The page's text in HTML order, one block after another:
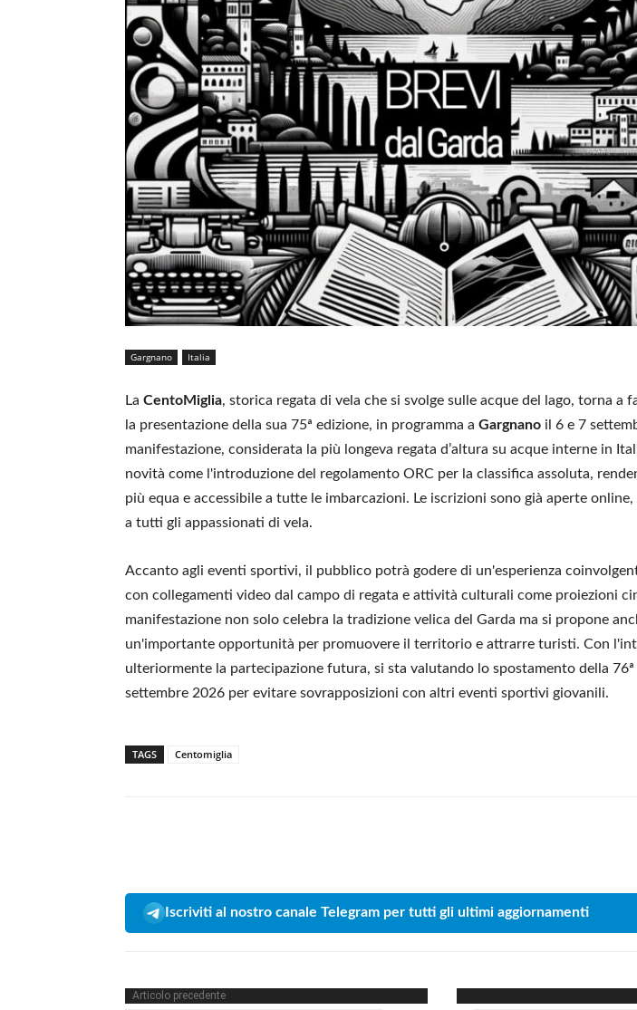
Gargnano Italia
La CentoMiglia, storica regata di vela che si svolge sulle acque del lago, torna a
la presentazione della sua 75ª edizione, in programma a Gargnano il 6 e 7
manifestazione, considerata la più longeva regata d’altura su acque interne in
novità come l'introduzione del regolamento ORC per la classifica assoluta,
più equa e accessibile a tutte le imbarcazioni. Le iscrizioni sono già aperte
a tutti gli appassionati di vela.
Accanto agli eventi sportivi, il pubblico potrà godere di un'esperienza
con collegamenti video dal campo di regata e attività culturali come proiezioni
manifestazione non solo celebra la tradizione velica del Garda ma si propone
un'importante opportunità per promuovere il territorio e attrarre turisti. Con
ulteriormente la partecipazione futura, si sta valutando lo spostamento della
settembre 2026 per evitare sovrapposizioni con altri eventi sportivi giovanili.
TAGS Centomiglia
Iscriviti al nostro canale Telegram per tutti gli ultimi aggiornamenti
Articolo precedente